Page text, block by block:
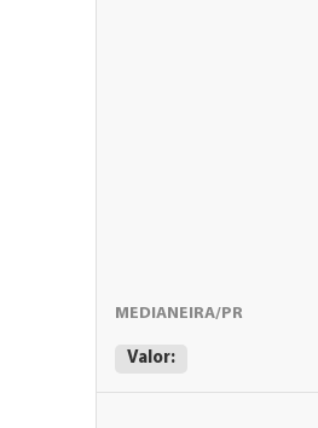
MEDIANEIRA/PR
Valor: